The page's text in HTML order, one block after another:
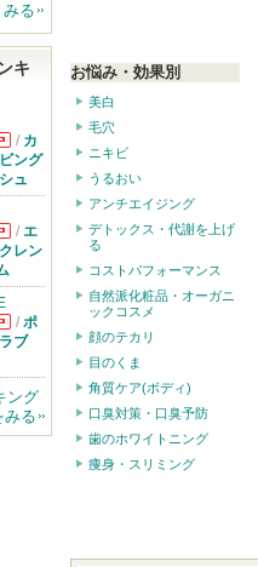
お悩み・効果別
美白
毛穴
ニキビ
うるおい
アンチエイジング
デトックス・代謝を上げ
る
コストパフォーマンス
自然派化粧品・オーガニ
ックコスメ
顔のテカリ
目のくま
角質ケア(ボディ)
口臭対策・口臭予防
歯のホワイトニング
痩身・スリミング
みる
キ
/ カ
ング
ュ
/ エ
レン
/ ポ
ブ
ング
みる